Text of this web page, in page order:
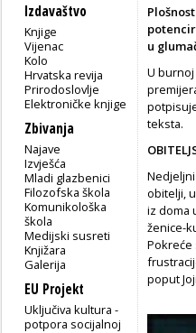
Izdavaštvo
Knjige
Vijenac
Kolo
Hrvatska revija
Prirodoslovlje
Elektroničke knjige
Zbivanja
Najave
Izvješća
Mladi glazbenici
Filozofska škola
Komunikološka
škola
Medijski susreti
Knjižara
Galerija
EU Projekt
Uključiva kultura -
potpora socijalnoj
u
U
teksta.
obitelji,
iz doma
ženice-
Pokreće
poput